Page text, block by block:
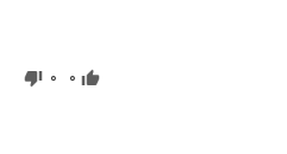
9 دقیقه 0
0